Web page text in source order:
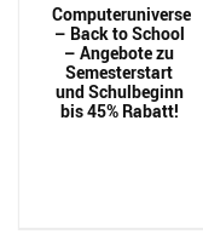
Computeruniverse
– Back to School
– Angebote zu
Semesterstart
und Schulbeginn
bis 45% Rabatt!